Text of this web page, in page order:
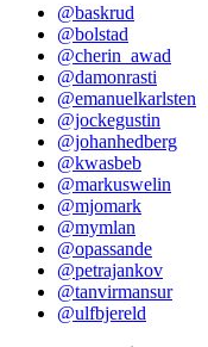
@baskrud
@bolstad
@cherin_awad
@damonrasti
@emanuelkarlsten
@jockegustin
@johanhedberg
@kwasbeb
@markuswelin
@mjomark
@mymlan
@opassande
@petrajankov
@tanvirmansur
@ulfbjereld